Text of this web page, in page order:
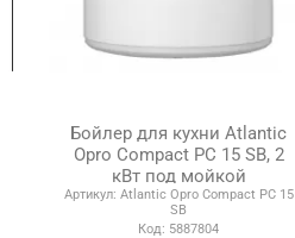
Бойлер для кухни Atlantic
Opro Compact PC 15 SB, 2
кВт под мойкой
Артикул: Atlantic Opro Compact PC 15
SB
Код: 5887804